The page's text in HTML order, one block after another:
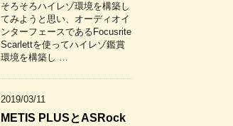
そろそろハイレゾ環境を構築し
てみようと思い、オーディオイ
ンターフェースであるFocusrite
Scarlettを使ってハイレゾ鑑賞
環境を構築し …
2019/03/11
METIS PLUSとASRock